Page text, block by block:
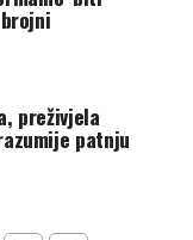
preživjela
patnju